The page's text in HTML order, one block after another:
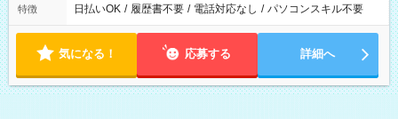
特徴 日払いOK / 履歴書不要 / 電話対応なし / パソコンスキル不要
気になる！ 応募する 詳細へ